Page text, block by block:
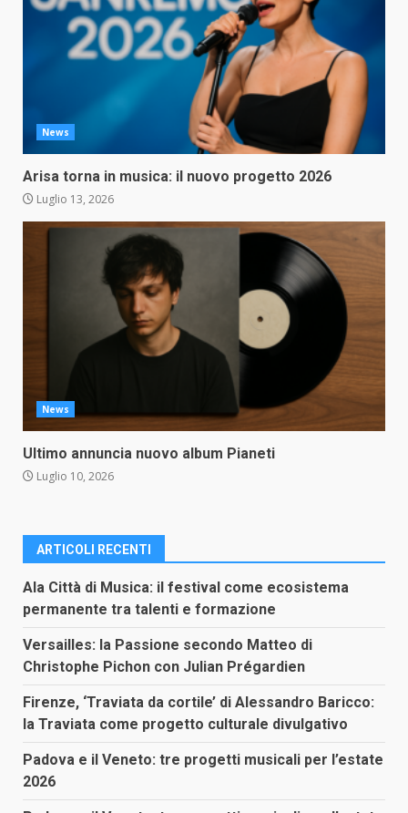
News
Arisa torna in musica: il nuovo progetto 2026
Luglio 13, 2026
News
Ultimo annuncia nuovo album Pianeti
Luglio 10, 2026
ARTICOLI RECENTI
Ala Città di Musica: il festival come ecosistema
permanente tra talenti e formazione
Versailles: la Passione secondo Matteo di
Christophe Pichon con Julian Prégardien
Firenze, ‘Traviata da cortile’ di Alessandro Baricco:
la Traviata come progetto culturale divulgativo
Padova e il Veneto: tre progetti musicali per l’estate
2026